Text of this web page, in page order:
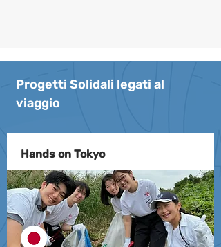
Progetti Solidali legati al
viaggio
Hands on Tokyo